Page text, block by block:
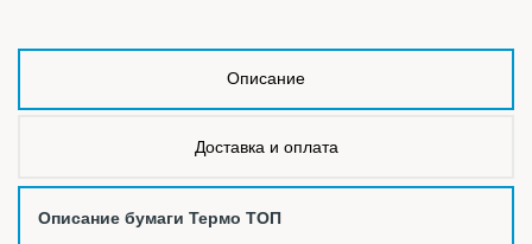
Описание
Доставка и оплата
Описание бумаги Термо ТОП